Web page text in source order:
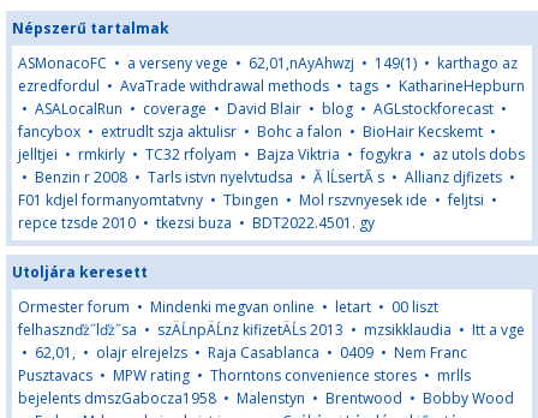
Népszerű tartalmak
ASMonacoFC • a verseny vege • 62,01,nAyAhwzj • 149(1) • karthago az
ezredfordul • AvaTrade withdrawal methods • tags • KatharineHepburn
• ASALocalRun • coverage • David Blair • blog • AGLstockforecast •
fancybox • extrudlt szja aktulisr • Bohc a falon • BioHair Kecskemt •
jelltjei • rmkirly • TC32 rfolyam • Bajza Viktria •fogykra • az utols dobs
• Benzin r 2008 • Tarls istvn nyelvtudsa • Ă lĹsertĂ s • Allianz djfizets •
F01 kdjel formanyomtatvny • Tbingen • Mol rszvnyesek ide •feljtsi •
repce tzsde 2010 • tkezsi buza • BDT2022.4501. gy
Utoljára keresett
Ormester forum • Mindenki megvan online • letart • 00 liszt
felhasznďż˝lďż˝sa • szÄĹnpÄĹnz kifizetÄĹs 2013 • mzsikklaudia • Itt a vge
• 62,01, • olajr elrejelzs • Raja Casablanca • 0409 • Nem Franc
Pusztavacs • MPW rating • Thorntons convenience stores • mrlls
bejelents dmszGabocza1958 • Malenstyn • Brentwood • Bobby Wood